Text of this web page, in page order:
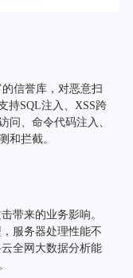
信誉库，对恶意扫
持SQL注入、XSS跨
问、命令代码注入、
和拦截。
带来的业务影响。
服务器处理性能不
全网大数据分析能